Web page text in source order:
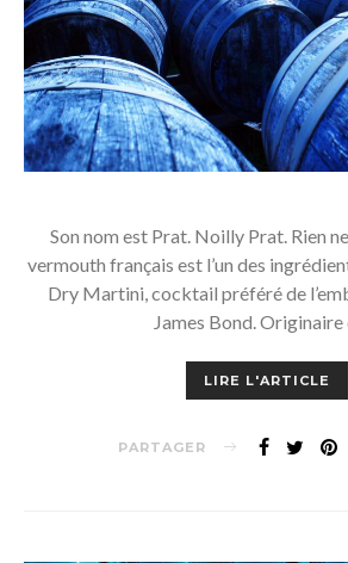
Son nom est Prat. Noilly Prat. Rien
vermouth français est l’un des
Dry Martini, cocktail préféré de
James Bond.
LIRE L'ARTICLE
PARTAGER